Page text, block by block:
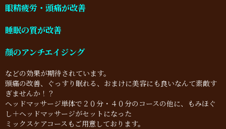
眼精疲労・頭痛が改善
睡眠の質が改善
顔のアンチエイジング
などの効果が期待されています。
頭痛の改善、ぐっすり眠れる、おまけに美容にも良いなんて素敵す
ぎませんか！？
ヘッドマッサージ単体で２０分・４０分のコースの他に、もみほぐ
し＋ヘッドマッサージがセットになった
ミックスケアコースもご用意しております。